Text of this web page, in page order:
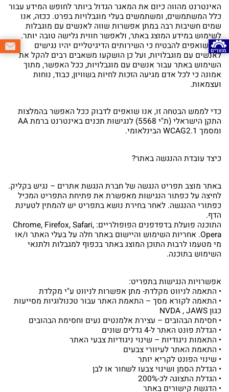
מוצרים
האינטרנט מהווה כיום את המאגר הגדול ביותר לחופש המידע עבור
כלל המשתמשים, ומשתמשים בעלי מוגבלויות בפרט. ככזה, אנו
שמים חשיבות רבה במתן אפשרות שווה לאנשים עם מוגבלות
לשימוש במידע המוצג באתר, ולאפשר חווית גלישה טובה יותר.
אנו שואפים להבטיח כי השירותים הדיגיטליים יהיו נגישים
לאנשים עם מוגבלויות, ועל כן הושקעו משאבים רבים להקל את
השימוש באתר עבור אנשים עם מוגבלויות, ככל האפשר, מתוך
אמונה כי לכל אדם מגיעה הזכות לחיות בשוויון, כבוד, נוחות
ועצמאות.
כדי לממש הבטחה זו, אנו שואפים לדבוק ככל האפשר בהמלצות
התקן הישראלי (ת"י 5568) לנגישות תכנים באינטרנט ברמת AA
ומסמך WCAG2.1 הבינלאומי.
כיצד עובדת ההנגשה באתר?
באתר מוצב תפריט הנגשה של חברת הנגשת אתרים – נגיש בקליק.
לחיצה על כפתור הנגישות מאפשרת את פתיחת התפריט המכיל
כפתורי ההנגשה. לאחר בחירת נושא בתפריט יש להמתין לטעינת
הדף.
התוכנה פועלת בדפדפנים הפופולריים: Chrome, Firefox, Safari,
Opera. אחריות השימוש והיישום באתר חלה על בעלי האתר ו/או
מי מטעמו לרבות התוכן המוצג באתר בכפוף למגבלות ולתנאי
השימוש בתוכנה.
אפשרויות הנגישות בתפריט:
• התאמה לניווט מקלדת- מתן אפשרות לניווט ע"י מקלדת
• התאמה לקורא מסך – התאמת האתר עבור טכנולוגיות מסייעות
כגון NVDA , JAWS
• חסימת הבהובים – עצירת אלמנטים נעים וחסימת הבהובים
• הגדלת פונט האתר ל-4 גדלים שונים
• התאמות ניגודיות – שינוי ניגודיות צבעי האתר
• התאמת האתר לעיוורי צבעים
• שינוי הפונט לקריא יותר
• הגדלת הסמן ושינוי צבעו לשחור או לבן
• הגדלת התצוגה לכ-200%
• הדגשת קישורים באתר